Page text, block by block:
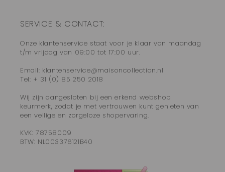
SERVICE & CONTACT:
Onze klantenservice staat voor je klaar van maandag
t/m vrijdag van 09:00 tot 17:00 uur.
Email: klantenservice@maisoncollection.nl
Tel: + 31 (0) 85 250 2018
Wij zijn aangesloten bij een erkend webshop
keurmerk, zodat je met vertrouwen kunt genieten van
een veilige en zorgeloze shopervaring.
KVK: 78758009
BTW: NL003376121B40